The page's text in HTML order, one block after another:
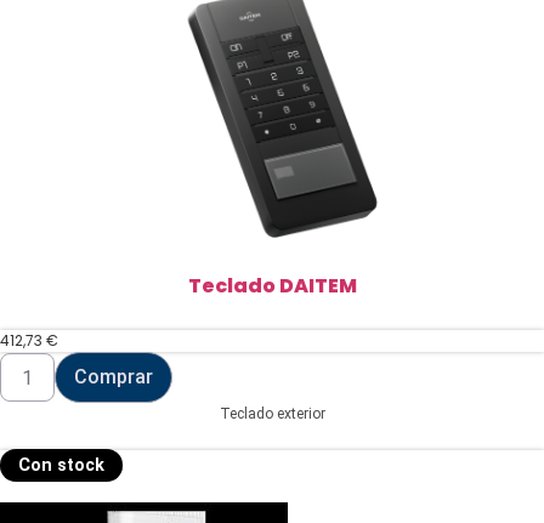
Teclado DAITEM
412,73 €
Teclado
DAITEM
cantidad
Comprar
Teclado exterior
Con stock